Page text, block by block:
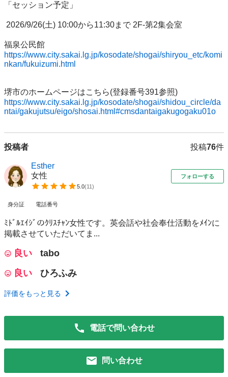
「セッション予定」
https://www.city.sakai.lg.jp/kosodate/shogai/shiryou_etc/komi
nkan/fukuizumi.html
https://www.city.sakai.lg.jp/kosodate/shogai/shidou_circle/da
ntai/gakujutsu/eigo/shosai.html#cmsdantaigakugogaku01o
投稿者 投稿76件
Esther
女性
5.0(11)
フォローする
身分証 電話番号
ﾐﾄﾞﾙｴｲｼﾞのｸﾘｽﾁｬﾝ女性です。英会話や社会奉仕活動をﾒｲﾝに
掲載させていただいてま...
良い
tabo
良い
ひろふみ
評価をもっと見る
電話で問い合わせ
問い合わせ